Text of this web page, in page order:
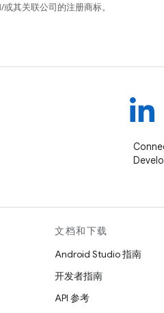
其关联公司的注册商标。
文档和下载
Android Studio 指南
开发者指南
API 参考